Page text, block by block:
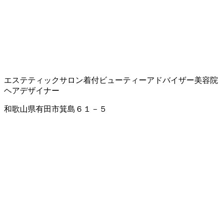
エステティックサロン着付ビューティーアドバイザー美容院
ヘアデザイナー
和歌山県有田市箕島６１－５